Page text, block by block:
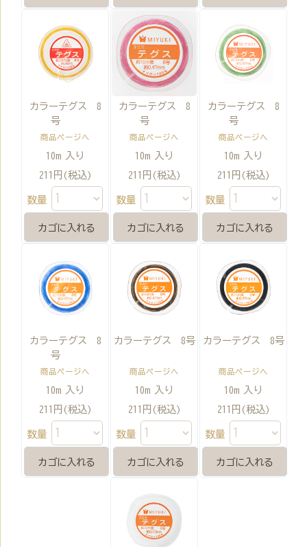
カラーテグス 8
号
商品ページへ
10m 入り
211円(税込)
数量
カラーテグス 8
号
商品ページへ
10m 入り
211円(税込)
数量
カラーテグス 8
号
商品ページへ
10m 入り
211円(税込)
数量
カラーテグス 8
号
商品ページへ
10m 入り
211円(税込)
数量
カラーテグス 8号
商品ページへ
10m 入り
211円(税込)
数量
カラーテグス 8号
商品ページへ
10m 入り
211円(税込)
数量